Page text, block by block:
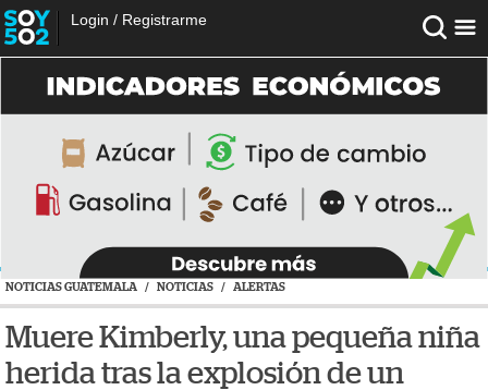
Login / Registrarme
NOTICIAS GUATEMALA / NOTICIAS / ALERTAS
Muere Kimberly, una pequeña niña
herida tras la explosión de un